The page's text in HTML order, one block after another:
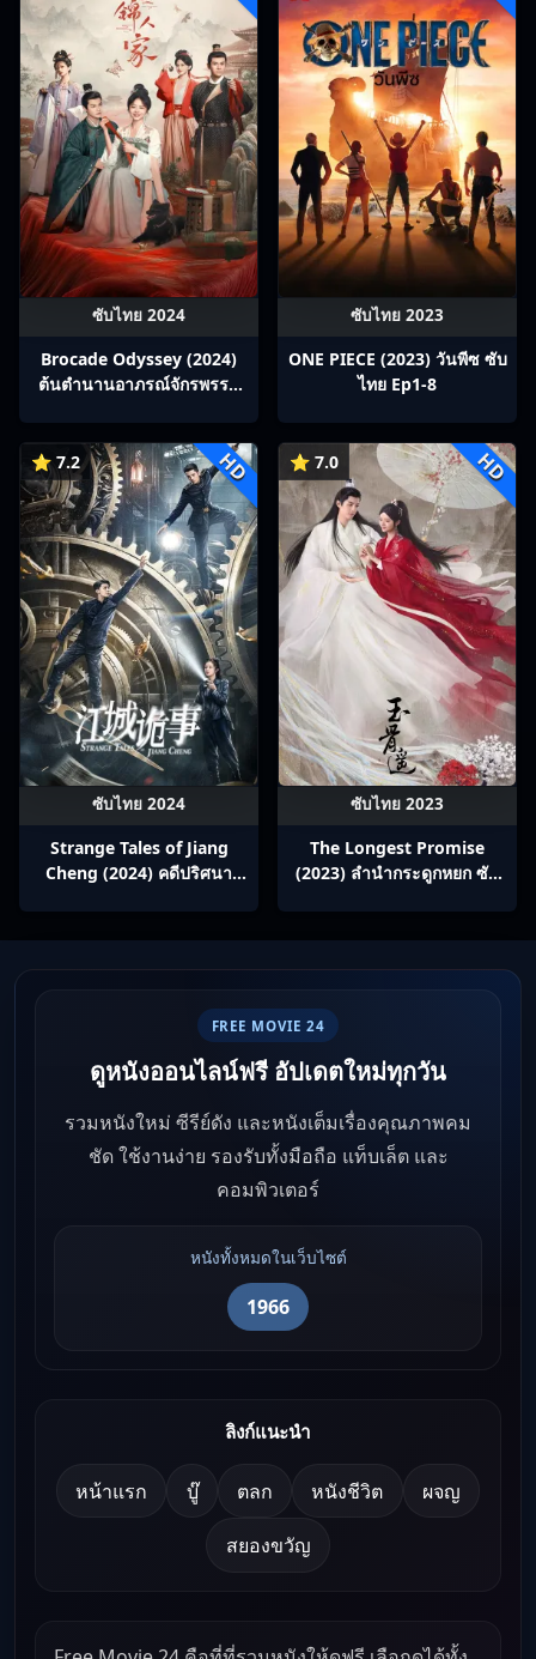
ซับไทย 2024
Brocade Odyssey (2024)
ต้นตํานานอาภรณ์จักรพรรดิ
ซับไทย 2023
ONE PIECE (2023) วันพีซ ซับ
ไทย Ep1-8
⭐ 7.2 HD
ซับไทย 2024
Strange Tales of Jiang
Cheng (2024) คดีปริศนา
⭐ 7.0 HD
ซับไทย 2023
The Longest Promise
(2023) ลำนำกระดูกหยก ซับ
FREE MOVIE 24
ดูหนังออนไลน์ฟรี อัปเดตใหม่ทุกวัน
รวมหนังใหม่ ซีรีย์ดัง และหนังเต็มเรื่องคุณภาพคม
ชัด ใช้งานง่าย รองรับทั้งมือถือ แท็บเล็ต และ
คอมพิวเตอร์
หนังทั้งหมดในเว็บไซต์
1966
ลิงก์แนะนำ
หน้าแรก บู๊ ตลก หนังชีวิต ผจญ
สยองขวัญ